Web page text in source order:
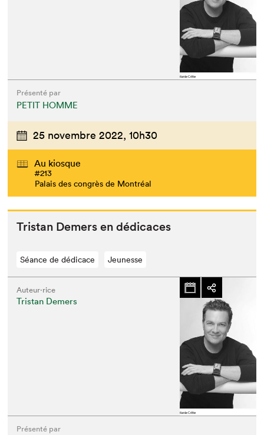
Présenté par
PETIT HOMME
25 novembre 2022, 10h30
Au kiosque
#213
Palais des congrès de Montréal
Tris­tan Demers en dédicaces
Séance de dédicace Jeunesse
Auteur·rice
Tristan Demers
Présenté par